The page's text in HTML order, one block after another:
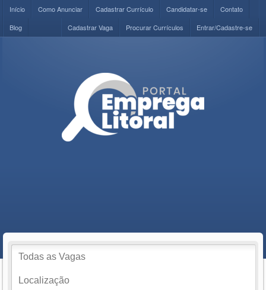
Início Como Anunciar Cadastrar Currículo Candidatar-se
Contato
Blog
Entrar/Cadastre-se
Procurar Currículos
Cadastrar Vaga